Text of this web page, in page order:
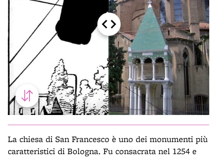
La chiesa di San Francesco è uno dei monumenti più
caratteristici di Bologna. Fu consacrata nel 1254 e